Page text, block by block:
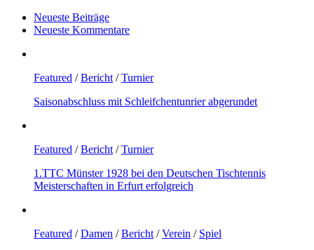
Neueste Beiträge
Neueste Kommentare
Featured /Bericht /Turnier
Saisonabschluss mit Schleifchentunrier abgerundet
Featured /Bericht /Turnier
1.TTC Münster 1928 bei den Deutschen Tischtennis
Meisterschaften in Erfurt erfolgreich
Featured /Damen /Bericht /Verein / Spiel